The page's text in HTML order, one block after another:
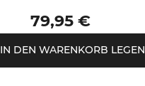
Preis
79,95 €
IN DEN WARENKORB LEGEN